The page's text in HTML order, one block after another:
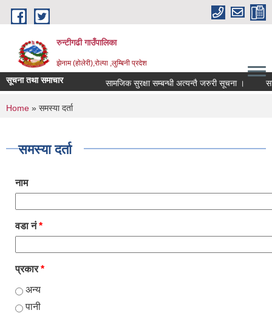
Skip to main content
रुन्टीगढी गाउँपालिका
झेनाम (होलेरी),रोल्पा ,लुम्बिनी प्रदेश
सूचना तथा समाचार सामजिक सुरक्षा सम्बन्धी अत्यन्तै जरुरी सूचना ।
You are here
Home » समस्या दर्ता
समस्या दर्ता
नाम
वडा नं*
प्रकार*
अन्य
पानी